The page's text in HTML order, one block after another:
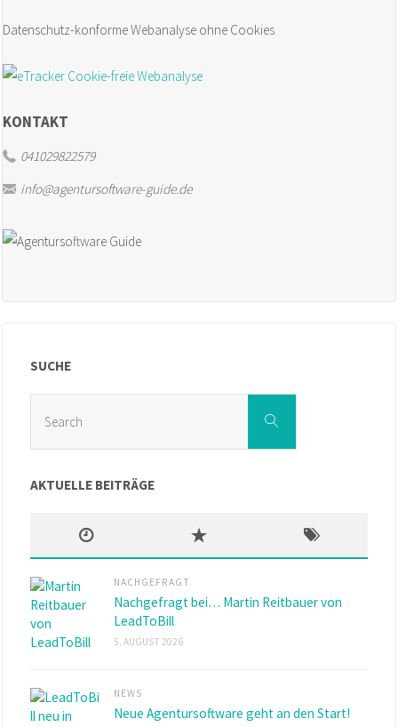
Datenschutz-konforme Webanalyse ohne Cookies
KONTAKT
041029822579
info@agentursoftware-guide.de
SUCHE
Search
AKTUELLE BEITRÄGE
NACHGEFRAGT
Nachgefragt bei… Martin Reitbauer von
LeadToBill
5. AUGUST 2026
NEWS
Neue Agentursoftware geht an den Start!